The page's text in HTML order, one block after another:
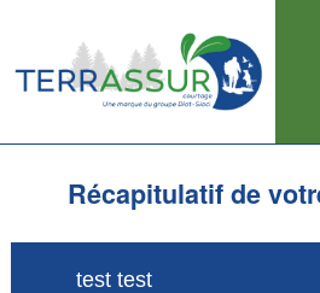
Récapitulatif de
test test